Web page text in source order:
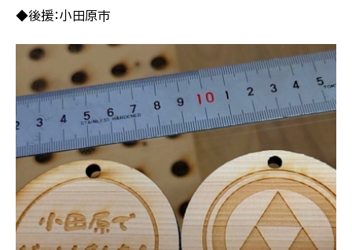
◆後援：小田原市